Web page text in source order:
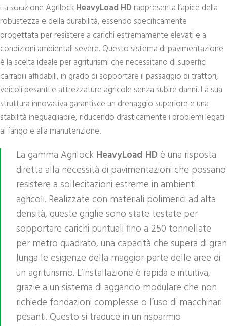
La soluzione AgrilockHeavyLoad HD rappresenta l’apice della
robustezza e della durabilità, essendo specificamente
progettata per resistere a carichi estremamente elevati e a
condizioni ambientali severe. Questo sistema di pavimentazione
è la scelta ideale per agriturismi che necessitano di superfici
carrabili affidabili, in grado di sopportare il passaggio di trattori,
veicoli pesanti e attrezzature agricole senza subire danni. La sua
struttura innovativa garantisce un drenaggio superiore e una
stabilità ineguagliabile, riducendo drasticamente i problemi legati
al fango e alla manutenzione.
La gamma Agrilock HeavyLoad HD è una risposta
diretta alla necessità di pavimentazioni che possano
resistere a sollecitazioni estreme in ambienti
agricoli. Realizzate con materiali polimerici ad alta
densità, queste griglie sono state testate per
sopportare carichi puntuali fino a 250 tonnellate
per metro quadrato, una capacità che supera di gran
lunga le esigenze della maggior parte delle aree di
un agriturismo. L’installazione è rapida e intuitiva,
grazie a un sistema di aggancio modulare che non
richiede fondazioni complesse o l’uso di macchinari
pesanti. Questo si traduce in un risparmio